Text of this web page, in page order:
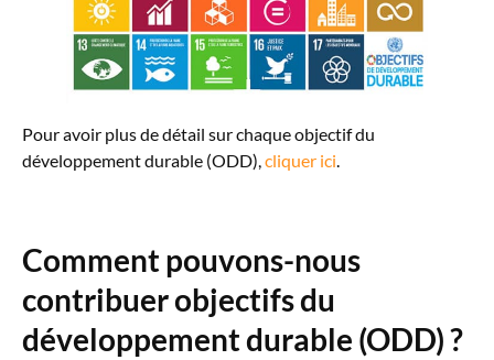
Pour avoir plus de détail sur chaque objectif du
développement durable (ODD),cliquer ici.
Comment pouvons-nous
contribuer objectifs du
développement durable (ODD) ?